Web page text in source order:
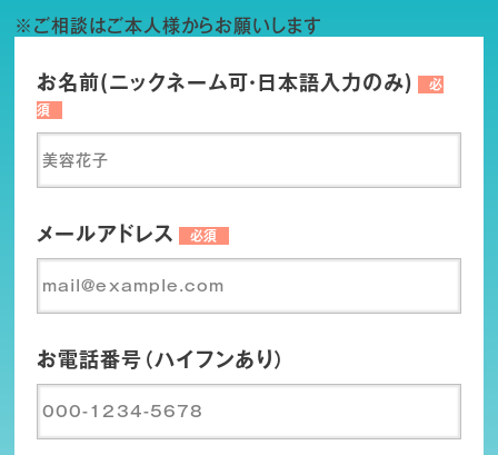
※ご相談はご本人様からお願いします
お名前(ニックネーム可・日本語入力のみ)
必
須
メールアドレス 必須
お電話番号（ハイフンあり）